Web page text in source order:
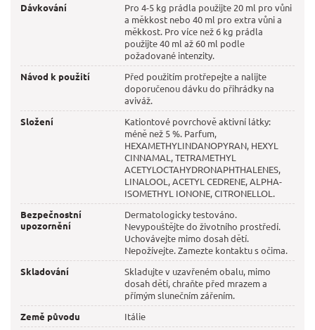
Dávkování
Pro 4-5 kg prádla použijte 20 ml pro vůni
a měkkost nebo 40 ml pro extra vůni a
měkkost. Pro více než 6 kg prádla
použijte 40 ml až 60 ml podle
požadované intenzity.
Návod k použití
Před použitím protřepejte a nalijte
doporučenou dávku do přihrádky na
aviváž.
Složení
Kationtové povrchově aktivní látky:
méně než 5 %. Parfum,
HEXAMETHYLINDANOPYRAN, HEXYL
CINNAMAL, TETRAMETHYL
ACETYLOCTAHYDRONAPHTHALENES,
LINALOOL, ACETYL CEDRENE, ALPHA-
ISOMETHYL IONONE, CITRONELLOL.
Bezpečnostní
upozornění
Dermatologicky testováno.
Nevypouštějte do životního prostředí.
Uchovávejte mimo dosah dětí.
Nepožívejte. Zamezte kontaktu s očima.
Skladování
Skladujte v uzavřeném obalu, mimo
dosah dětí, chraňte před mrazem a
přímým slunečním zářením.
Země původu
Itálie